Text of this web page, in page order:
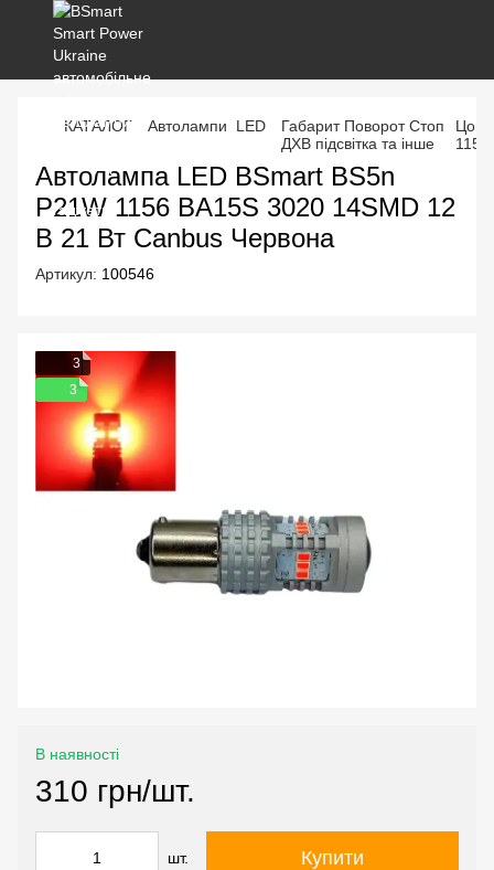
КАТАЛОГ Автолампи LED
Габарит Поворот Стоп
ДХВ підсвітка та інше
1156
Автолампа LED BSmart BS5n
P21W 1156 BA15S 3020 14SMD 12
В 21 Вт Canbus Червона
Артикул: 100546
3
3
В наявності
310 грн/шт.
шт. Купити